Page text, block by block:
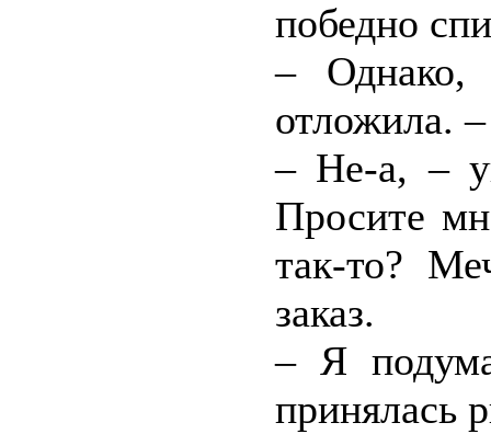
победно
– Однако,
отложила.
– Не-а, –
Просите
так-то?
заказ.
– Я
принялась